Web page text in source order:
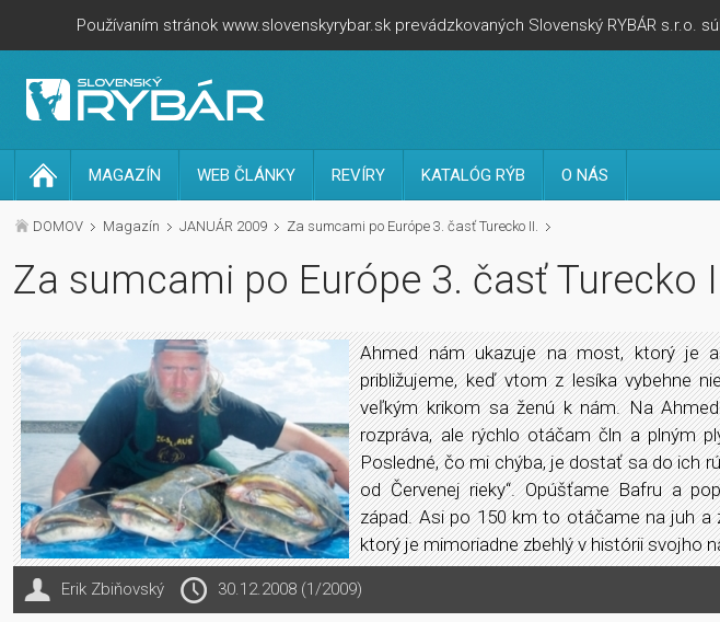
Používaním stránok www.slovenskyrybar.sk prevádzkovaných Slovenský RYBÁR
MAGAZÍN WEB ČLÁNKY REVÍRY KATALÓG RÝB O NÁS
DOMOV Magazín JANUÁR 2009 Za sumcami po Európe 3. časť Turecko II.
Za sumcami po Európe 3. časť Turecko
Ahmed nám ukazuje na most, ktorý je
približujeme, keď vtom z lesíka vybehne
veľkým krikom sa ženú k nám. Na
rozpráva, ale rýchlo otáčam čln a plným
Posledné, čo mi chýba, je dostať sa do ich
od Červenej rieky“. Opúšťame Bafru a
západ. Asi po 150 km to otáčame na juh a
ktorý je mimoriadne zbehlý v histórii svojho
Erik Zbiňovský 30.12.2008 (1/2009)